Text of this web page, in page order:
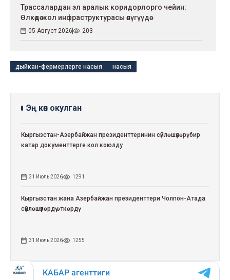
Трассалардан эл аралык коридорлорго чейин:
Өлкөдө жол инфраструктурасы өнүгүүдө
05 Август 2026 203
дыйкан-фермерлерге насыя насыя
Эң көп окулган
Кыргызстан-Азербайжан президенттеринин сүйлөшүүлөрү: бир
катар документтерге кол коюлду
31 Июль 2026 1291
Кыргызстан жана Азербайжан президенттери Чолпон-Атада
сүйлөшүүлөрдү өткөрдү
31 Июль 2026 1255